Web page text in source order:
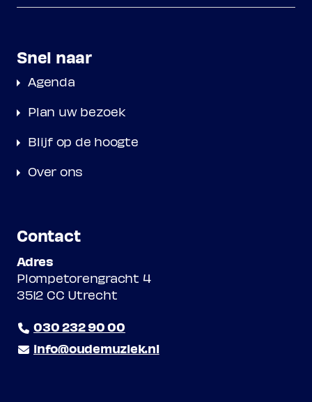
Snel naar
Agenda
Plan uw bezoek
Blijf op de hoogte
Over ons
Contact
Adres
Plompetorengracht 4
3512 CC Utrecht
030 232 90 00
info@oudemuziek.nl